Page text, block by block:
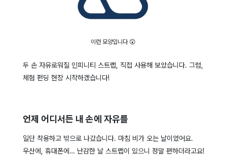
이런 모양입니다 😲
두 손 자유로워질 인피니티 스트랩, 직접 사용해 보았습니다. 그럼,
체험 펀딩 현장 시작하겠습니다!
언제 어디서든 내 손에 자유를
일단 착용하고 밖으로 나갔습니다. 마침 비가 오는 날이었어요.
우산에, 휴대폰에… 난감한 날 스트랩이 있으니 정말 편하더라고요!